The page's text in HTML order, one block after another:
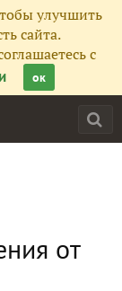
улучшить
сайта.
с
ок
от